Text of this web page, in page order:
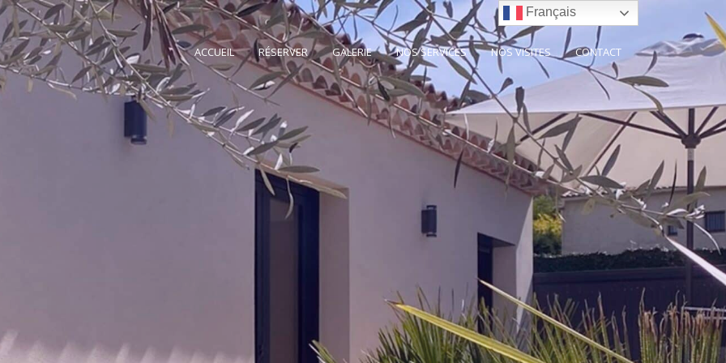
ACCUEIL RÉSERVER GALERIE NOS SERVICES NOS VISITES CONTACT
Français